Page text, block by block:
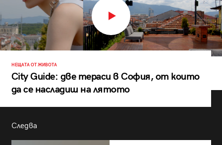
НЕЩАТА ОТ ЖИВОТА
City Guide: две тераси в София, от които
да се насладиш на лятото
Следва